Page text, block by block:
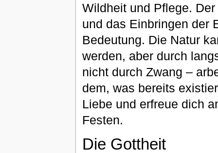
Wildheit und Pflege.
und das Einbringen der
Bedeutung. Die Natur
werden, aber durch
nicht durch Zwang –
dem, was bereits
Liebe und erfreue dich
Festen.
Die Gottheit